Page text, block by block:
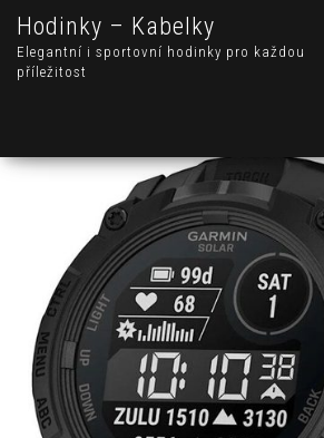
Hodinky – Kabelky
Elegantní i sportovní hodinky pro každou
příležitost